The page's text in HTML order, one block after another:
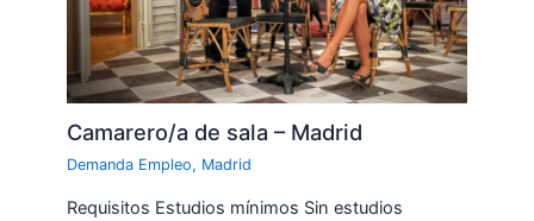
Camarero/a de sala – Madrid
Demanda Empleo, Madrid
Requisitos Estudios mínimos Sin estudios